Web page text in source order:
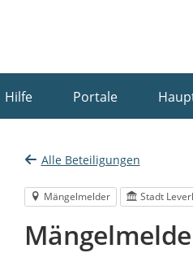
Hilfe Portale
Alle Beteiligungen
Mängelmelder Stadt